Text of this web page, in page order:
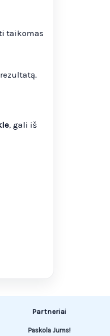
taikomas
, gali iš
Partneriai
Paskola Jums!